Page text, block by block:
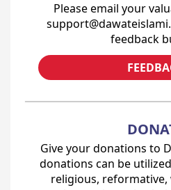
Please email your
feedback
Give your donations to
donations can be
religious,